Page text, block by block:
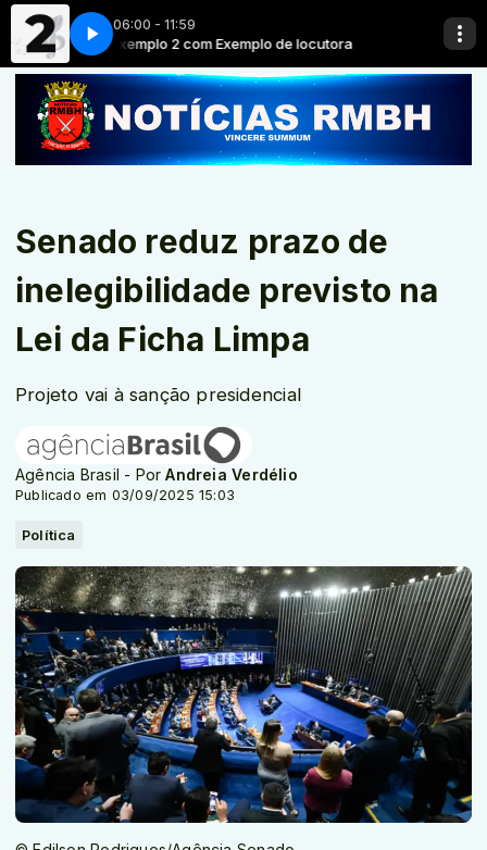
06:00 - 11:59
Exemplo 2 com Exemplo de locutora
Senado reduz prazo de
inelegibilidade previsto na
Lei da Ficha Limpa
Projeto vai à sanção presidencial
Agência Brasil - PorAndreia Verdélio
Publicado em 03/09/2025 15:03
Política